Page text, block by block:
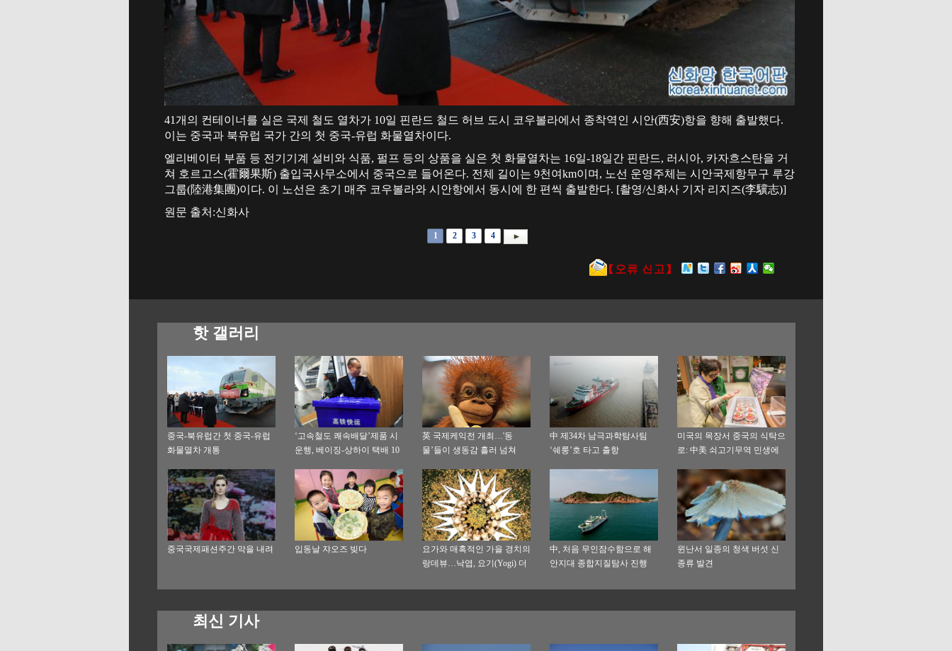
41개의 컨테이너를 실은 국제 철도 열차가 10일 핀란드 철드 허브 도시 코우볼라에서 종착역인 시안(西安)항을 향해 출발했다.
이는 중국과 북유럽 국가 간의 첫 중국-유럽 화물열차이다.
엘리베이터 부품 등 전기기계 설비와 식품, 펄프 등의 상품을 실은 첫 화물열차는 16일-18일간 핀란드, 러시아, 카자흐스탄을 거
쳐 호르고스(霍爾果斯) 출입국사무소에서 중국으로 들어온다. 전체 길이는 9천여km이며, 노선 운영주체는 시안국제항무구 루강
그룹(陸港集團)이다. 이 노선은 초기 매주 코우볼라와 시안항에서 동시에 한 편씩 출발한다. [촬영/신화사 기자 리지즈(李驥志)]
원문 출처:신화사
1 2 3 4
핫 갤러리
중국-북유럽간 첫 중국-유럽
화물열차 개통
‘고속철도 쾌속배달’제품 시
운행, 베이징-상하이 택배 10
英 국제케익전 개최…'동
물’들이 생동감 흘러 넘쳐
中 제34차 남극과학탐사팀
‘쉐룽’호 타고 출항
미국의 목장서 중국의 식탁으
로: 中美 쇠고기무역 민생에
중국국제패션주간 막을 내려 입동날 쟈오즈 빚다
요가와 매혹적인 가을 경치의
랑데뷰…낙엽, 요기(Yogi) 더
中, 처음 무인잠수함으로 해
안지대 종합지질탐사 진행
윈난서 일종의 청색 버섯 신
종류 발견
최신 기사